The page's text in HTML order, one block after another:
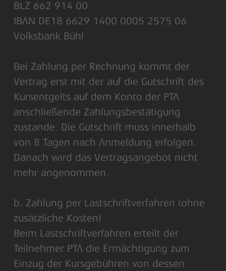
BLZ 662 914 00
IBAN DE18 6629 1400 0005 2575 06
Volksbank Bühl
Bei Zahlung per Rechnung kommt der
Vertrag erst mit der auf die Gutschrift des
Kursentgelts auf dem Konto der PTA
anschließende Zahlungsbestätigung
zustande. Die Gutschrift muss innerhalb
von 8 Tagen nach Anmeldung erfolgen.
Danach wird das Vertragsangebot nicht
mehr angenommen.
b. Zahlung per Lastschriftverfahren (ohne
zusätzliche Kosten)
Beim Lastschriftverfahren erteilt der
Teilnehmer PTA die Ermächtigung zum
Einzug der Kursgebühren von dessen